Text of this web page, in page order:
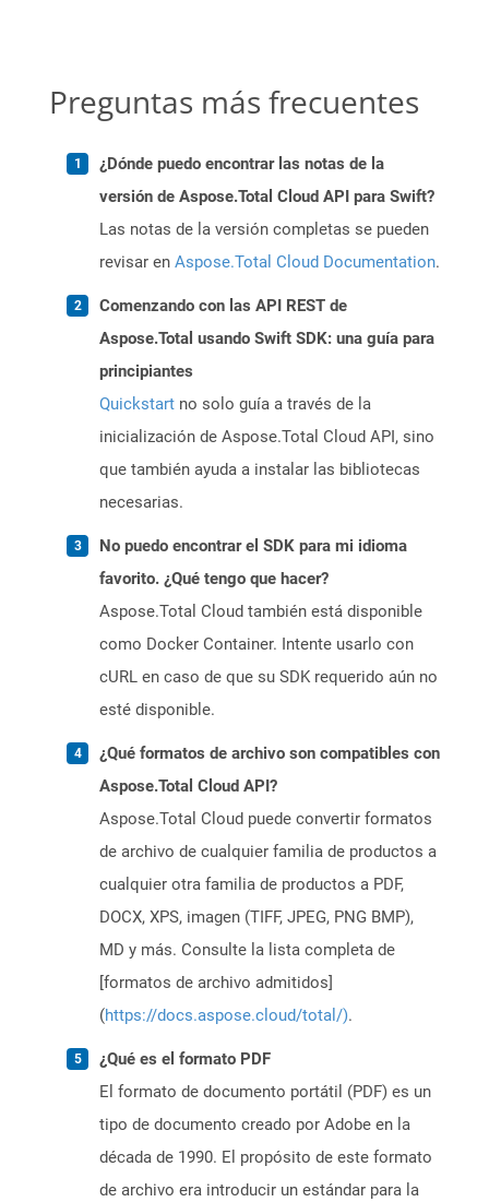
Preguntas más frecuentes
¿Dónde puedo encontrar las notas de la
versión de Aspose.Total Cloud API para Swift?
Las notas de la versión completas se pueden
revisar en Aspose.Total Cloud Documentation.
Comenzando con las API REST de
Aspose.Total usando Swift SDK: una guía para
principiantes
Quickstart no solo guía a través de la
inicialización de Aspose.Total Cloud API, sino
que también ayuda a instalar las bibliotecas
necesarias.
No puedo encontrar el SDK para mi idioma
favorito. ¿Qué tengo que hacer?
Aspose.Total Cloud también está disponible
como Docker Container. Intente usarlo con
cURL en caso de que su SDK requerido aún no
esté disponible.
¿Qué formatos de archivo son compatibles con
Aspose.Total Cloud API?
Aspose.Total Cloud puede convertir formatos
de archivo de cualquier familia de productos a
cualquier otra familia de productos a PDF,
DOCX, XPS, imagen (TIFF, JPEG, PNG BMP),
MD y más. Consulte la lista completa de
[formatos de archivo admitidos]
(https://docs.aspose.cloud/total/).
¿Qué es el formato PDF
El formato de documento portátil (PDF) es un
tipo de documento creado por Adobe en la
década de 1990. El propósito de este formato
de archivo era introducir un estándar para la